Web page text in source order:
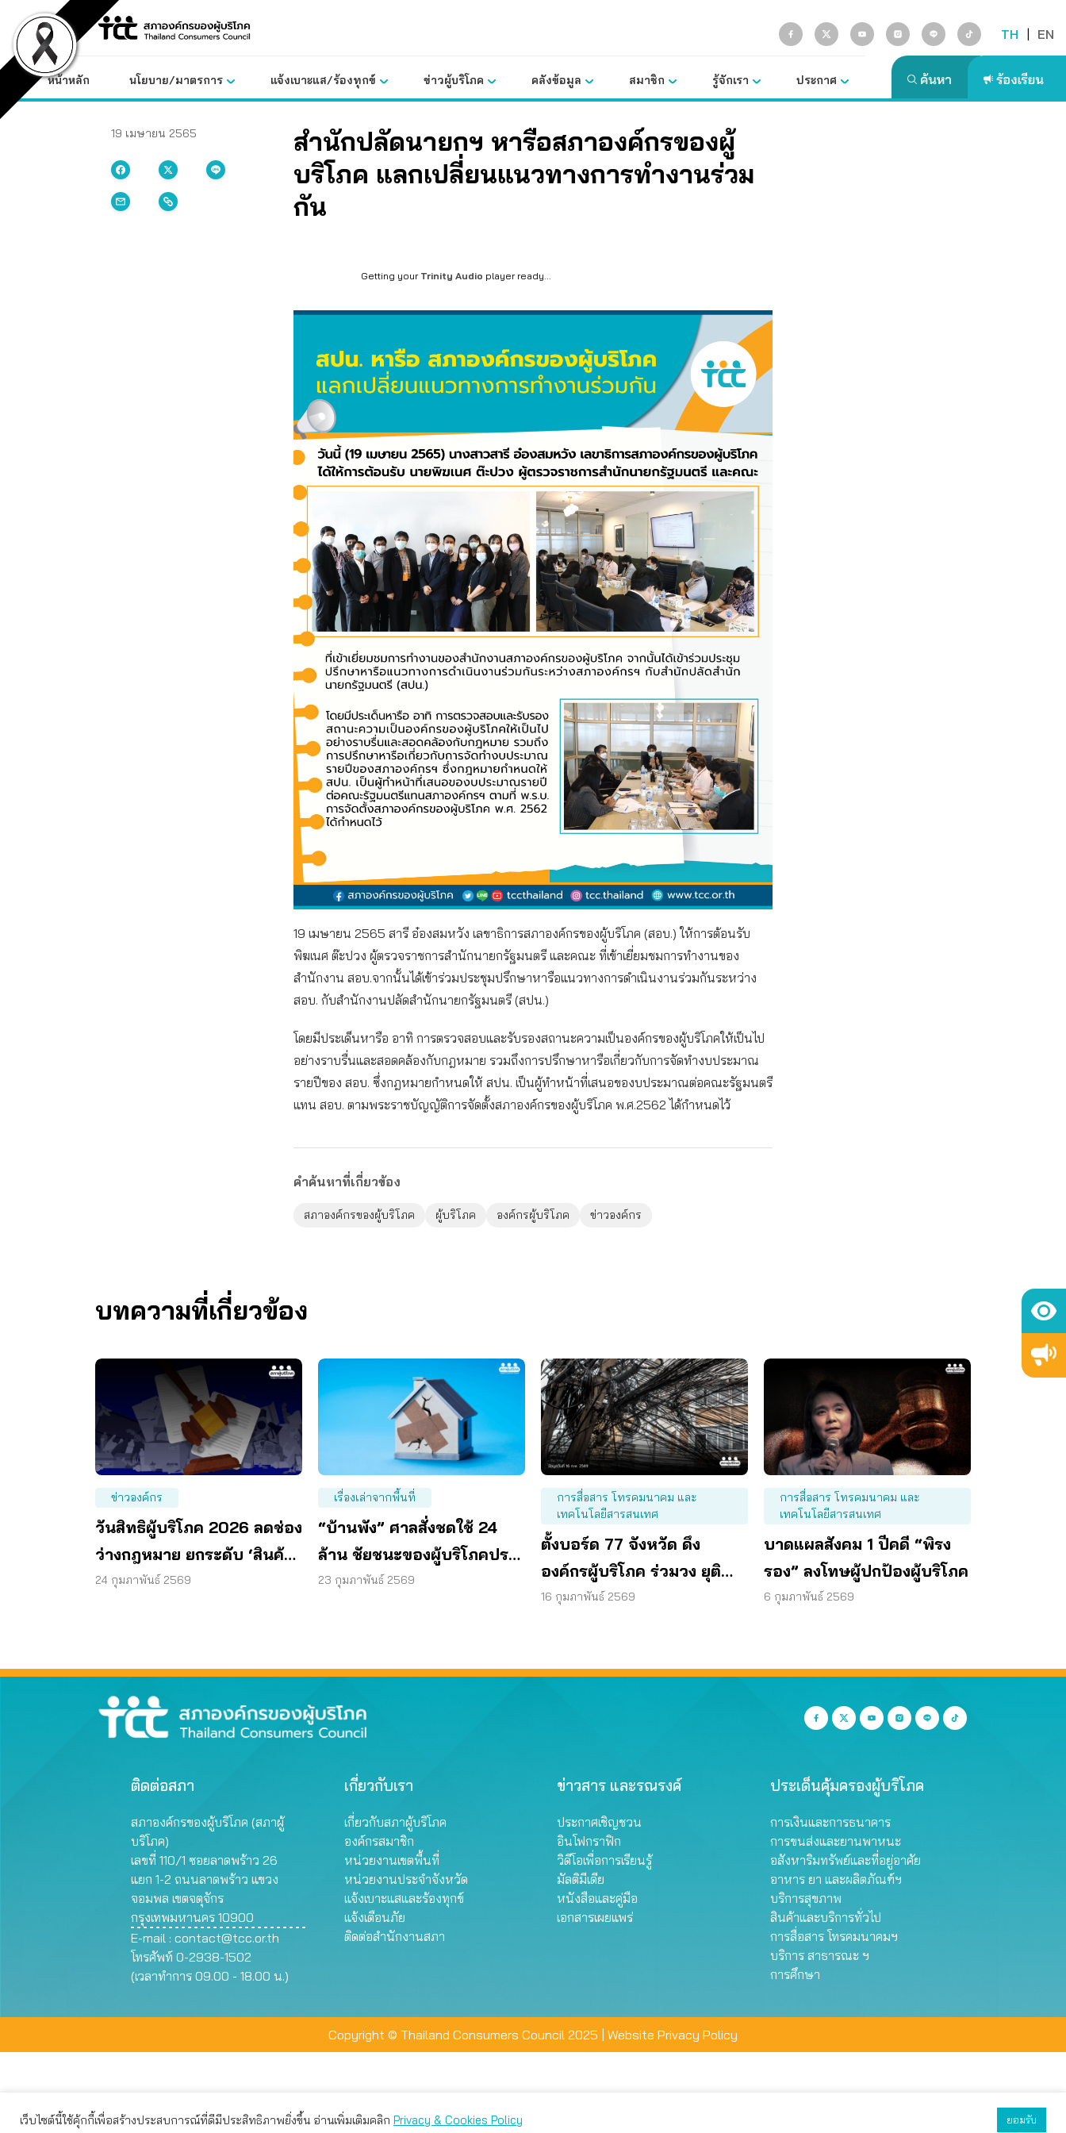
content
TH | EN
หน้าหลัก นโยบาย/มาตรการ แจ้งเบาะแส/ร้องทุกข์ ข่าวผู้บริโภค คลังข้อมูล สมาชิก รู้จักเรา ประกาศ
19 เมษายน 2565
สำนักปลัดนายกฯ หารือสภาองค์กรของผู้
บริโภค แลกเปลี่ยนแนวทางการทำงานร่วม
กัน
Getting your Trinity Audio player ready...
19 เมษายน 2565 สารี อ๋องสมหวัง เลขาธิการสภาองค์กรของผู้บริโภค (สอบ.) ให้การต้อนรับ
พิฆเนศ ต๊ะปวง ผู้ตรวจราชการสำนักนายกรัฐมนตรี และคณะ ที่เข้าเยี่ยมชมการทำงานของ
สำนักงาน สอบ.จากนั้นได้เข้าร่วมประชุมปรึกษาหารือแนวทางการดำเนินงานร่วมกันระหว่าง
สอบ. กับสำนักงานปลัดสำนักนายกรัฐมนตรี (สปน.)
โดยมีประเด็นหารือ อาทิ การตรวจสอบและรับรองสถานะความเป็นองค์กรของผู้บริโภคให้เป็นไป
อย่างราบรื่นและสอดคล้องกับกฎหมาย รวมถึงการปรึกษาหารือเกี่ยวกับการจัดทำงบประมาณ
รายปีของ สอบ. ซึ่งกฎหมายกำหนดให้ สปน. เป็นผู้ทำหน้าที่เสนอของบประมาณต่อคณะรัฐมนตรี
แทน สอบ. ตามพระราชบัญญัติการจัดตั้งสภาองค์กรของผู้บริโภค พ.ศ.2562 ได้กำหนดไว้
คำค้นหาที่เกี่ยวข้อง
สภาองค์กรของผู้บริโภค ผู้บริโภค องค์กรผู้บริโภค ข่าวองค์กร
บทความที่เกี่ยวข้อง
ข่าวองค์กร
วันสิทธิผู้บริโภค 2026 ลดช่อง
ว่างกฎหมาย ยกระดับ ‘สินค้า
ปลอดภัย’
24 กุมภาพันธ์ 2569
เรื่องเล่าจากพื้นที่
“บ้านพัง” ศาลสั่งชดใช้ 24
ล้าน ชัยชนะของผู้บริโภคประ
จวบฯ
23 กุมภาพันธ์ 2569
การสื่อสาร โทรคมนาคม และ
เทคโนโลยีสารสนเทศ
ตั้งบอร์ด 77 จังหวัด ดึง
องค์กรผู้บริโภค ร่วมวง ยุติ
ปัญหา สายสื่อสารมรณะ
16 กุมภาพันธ์ 2569
การสื่อสาร โทรคมนาคม และ
เทคโนโลยีสารสนเทศ
บาดแผลสังคม 1 ปีคดี “พิรง
รอง” ลงโทษผู้ปกป้องผู้บริโภค
6 กุมภาพันธ์ 2569
ติดต่อสภา
สภาองค์กรของผู้บริโภค (สภาผู้
บริโภค)
เลขที่ 110/1 ซอยลาดพร้าว 26
แยก 1-2 ถนนลาดพร้าว แขวง
จอมพล เขตจตุจักร
กรุงเทพมหานคร 10900
E-mail : contact@tcc.or.th
โทรศัพท์ 0-2938-1502
(เวลาทำการ 09.00 - 18.00 น.)
เกี่ยวกับเรา
เกี่ยวกับสภาผู้บริโภค
องค์กรสมาชิก
หน่วยงานเขตพื้นที่
หน่วยงานประจำจังหวัด
แจ้งเบาะแสและร้องทุกข์
แจ้งเตือนภัย
ติดต่อสำนักงานสภา
ข่าวสาร และรณรงค์
ประกาศเชิญชวน
อินโฟกราฟิก
วิดีโอเพื่อการเรียนรู้
มัลติมีเดีย
หนังสือและคู่มือ
เอกสารเผยแพร่
ประเด็นคุ้มครองผู้บริโภค
การเงินและการธนาคาร
การขนส่งและยานพาหนะ
อสังหาริมทรัพย์และที่อยู่อาศัย
อาหาร ยา และผลิตภัณฑ์ฯ
บริการสุขภาพ
สินค้าและบริการทั่วไป
การสื่อสาร โทรคมนาคมฯ
บริการ สาธารณะ ฯ
การศึกษา
Copyright © Thailand Consumers Council 2025 | Website Privacy Policy
เว็บไซต์นี้ใช้คุ้กกี้เพื่อสร้างประสบการณ์ที่ดีมีประสิทธิภาพยิ่งขึ้น อ่านเพิ่มเติมคลิก Privacy & Cookies Policy ยอมรับ
เว็บไซต์นี้ใช้คุกกี้เพื่อมอบประสบการณ์การใช้งานที่ดีให้แก่ท่าน คุณสามารถเลือกตั้งค่าความเป็นส่วนตัวได้